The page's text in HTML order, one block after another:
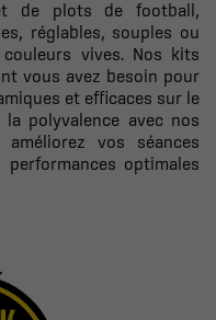
de plots de football,
réglables, souples ou
vives. Nos kits
vous avez besoin pour
et efficaces sur le
polyvalence avec nos
vos séances
optimales